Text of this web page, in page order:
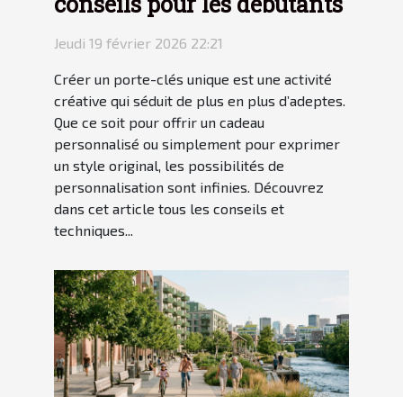
Jeudi 19 février 2026 22:21
Créer un porte-clés unique est une activité
créative qui séduit de plus en plus d’adeptes.
Que ce soit pour offrir un cadeau
personnalisé ou simplement pour exprimer
un style original, les possibilités de
personnalisation sont infinies. Découvrez
dans cet article tous les conseils et
techniques...